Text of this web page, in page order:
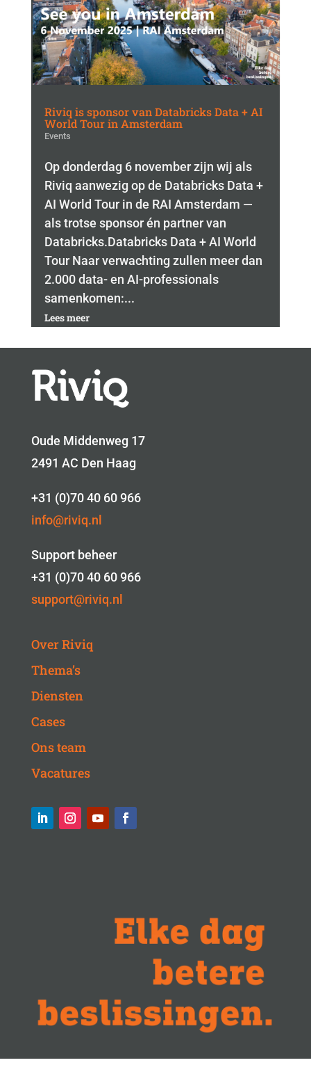
Riviq is sponsor van Databricks Data + AI
World Tour in Amsterdam
Events
Op donderdag 6 november zijn wij als
Riviq aanwezig op de Databricks Data +
AI World Tour in de RAI Amsterdam —
als trotse sponsor én partner van
Databricks.Databricks Data + AI World
Tour Naar verwachting zullen meer dan
2.000 data- en AI-professionals
samenkomen:...
Lees meer
Oude Middenweg 17
2491 AC Den Haag
+31 (0)70 40 60 966
info@riviq.nl
Support beheer
+31 (0)70 40 60 966
support@riviq.nl
Over Riviq
Thema’s
Diensten
Cases
Ons team
Vacatures